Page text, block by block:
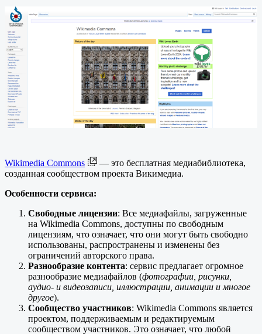
Wikimedia Commons
— это бесплатная медиабиблиотека,
созданная сообществом проекта Викимедиа.
Особенности сервиса:
Свободные лицензии: Все медиафайлы, загруженные
на Wikimedia Commons, доступны по свободным
лицензиям, что означает, что они могут быть свободно
использованы, распространены и изменены без
ограничений авторского права.
Разнообразие контента: сервис предлагает огромное
разнообразие медиафайлов (фотографии, рисунки,
аудио- и видеозаписи, иллюстрации, анимации и многое
другое).
Сообщество участников: Wikimedia Commons является
проектом, поддерживаемым и редактируемым
сообществом участников. Это означает, что любой